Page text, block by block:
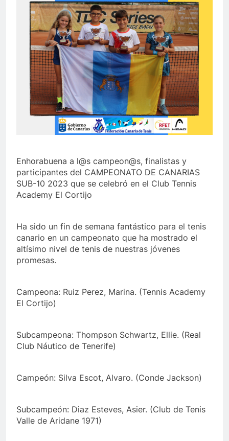
Enhorabuena a l@s campeon@s, finalistas y
participantes del CAMPEONATO DE CANARIAS
SUB-10 2023 que se celebró en el Club Tennis
Academy El Cortijo
Ha sido un fin de semana fantástico para el tenis
canario en un campeonato que ha mostrado el
altísimo nivel de tenis de nuestras jóvenes
promesas.
Campeona: Ruiz Perez, Marina. (Tennis Academy
El Cortijo)
Subcampeona: Thompson Schwartz, Ellie. (Real
Club Náutico de Tenerife)
Campeón: Silva Escot, Alvaro. (Conde Jackson)
Subcampeón: Diaz Esteves, Asier. (Club de Tenis
Valle de Aridane 1971)